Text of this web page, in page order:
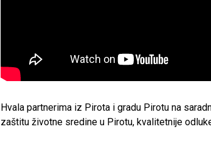
Hvala partnerima iz Pirota i gradu Pirotu na
zaštitu životne sredine u Pirotu, kvalitetnije